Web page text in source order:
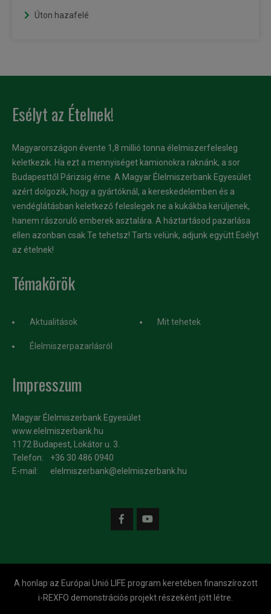
Úton hazafelé
Esélyt az Ételnek!
Magyarországon évente 1,8 millió tonna élelmiszerfelesleg
keletkezik. Ha ezt a mennyiséget kamionokra raknánk, a sor
Budapesttől Párizsig érne. A Magyar Élelmiszerbank Egyesület
azért dolgozik, hogy a gyártóknál, a kereskedelemben és a
vendéglátásban keletkező feleslegek ne a kukákba kerüljenek,
hanem rászoruló emberek asztalára. A háztartásod pazarlása
ellen azonban csak Te tehetsz! Tarts velünk, adjunk együtt Esélyt
az ételnek!
Témakörök
Aktualitások
Élelmiszerpazarlásról
Mit tehetek
Impresszum
Magyar Élelmiszerbank Egyesület
www.elelmiszerbank.hu
1172 Budapest, Lokátor u. 3.
Telefon:
+36 30 486 0940
E-mail:
elelmiszerbank@elelmiszerbank.hu
A honlap az Európai Unió LIFE program keretében finanszírozott
i-REXFO demonstrációs projekt részeként jött létre.